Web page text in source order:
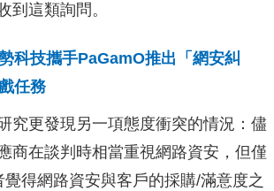
到這類詢問。
科技攜手PaGamO推出「網安糾
任務
究更發現另一項態度衝突的情況： 儘
商在談判時相當重視網路資安，但僅
得網路資安與客戶的採購/滿意度之